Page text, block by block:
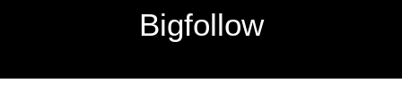
Bigfollow